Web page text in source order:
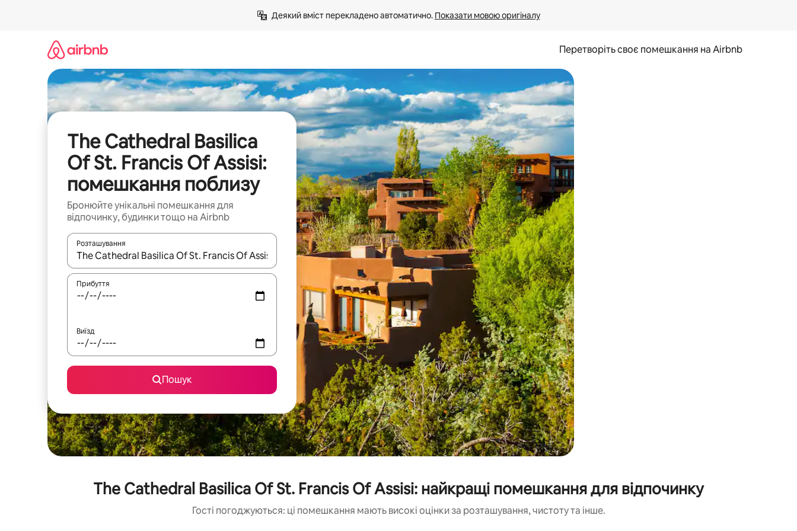
Деякий вміст перекладено автоматично. Показати мовою оригіналу
Перетворіть своє помешкання на Airbnb
The Cathedral Basilica
Of St. Francis Of Assisi:
помешкання поблизу
Бронюйте унікальні помешкання для
відпочинку, будинки тощо на Airbnb
Розташування
Отримавши результати пошуку, використовуйте для навігації сторінкою клавіші зі стрілками вгору та вниз або жести дотику та гортання.
Прибуття
Виїзд
Пошук
The Cathedral Basilica Of St. Francis Of Assisi: найкращі помешкання для відпочинку
Гості погоджуються: ці помешкання мають високі оцінки за розташування, чистоту та інше.